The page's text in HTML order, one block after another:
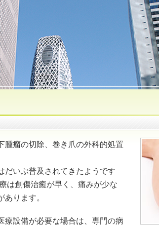
腫瘤の切除、巻き爪の外科的処置
だいぶ普及されてきたようです
は創傷治癒が早く、痛みが少な
あります。
療設備が必要な場合は、専門の病